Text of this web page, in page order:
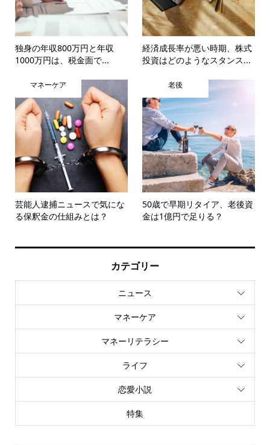
独身の年収800万円と年収
1000万円は、税金面で...
経済成長率が悪い時期、株式
投資はどのようなスタンス...
マネーケア
芸能人逮捕ニュースで気にな
る保釈金の仕組みとは？
老後
50歳で早期リタイア、老後資
金は1億円で足りる？
カテゴリー
ニュース
マネーケア
マネーリテラシー
ライフ
恋愛小説
特集